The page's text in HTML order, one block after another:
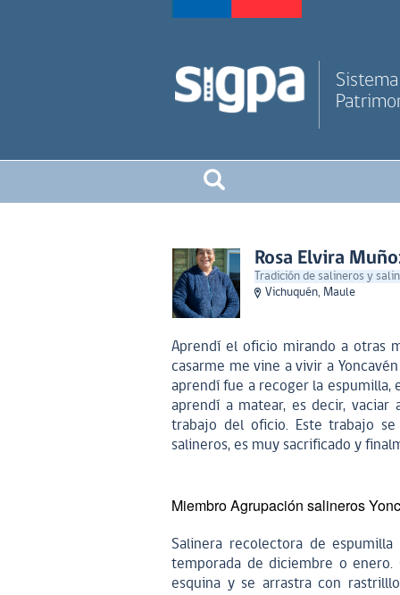
Rosa Elvira
Tradición de salineros y
Vichuquén, Maule
Aprendí el oficio mirando a otras
casarme me vine a vivir a
aprendí fue a recoger la espumilla,
aprendí a matear, es decir,
trabajo del oficio. Este trabajo
salineros, es muy sacrificado y
Miembro Agrupación salineros
Salinera recolectora de
temporada de diciembre o
esquina y se arrastra con